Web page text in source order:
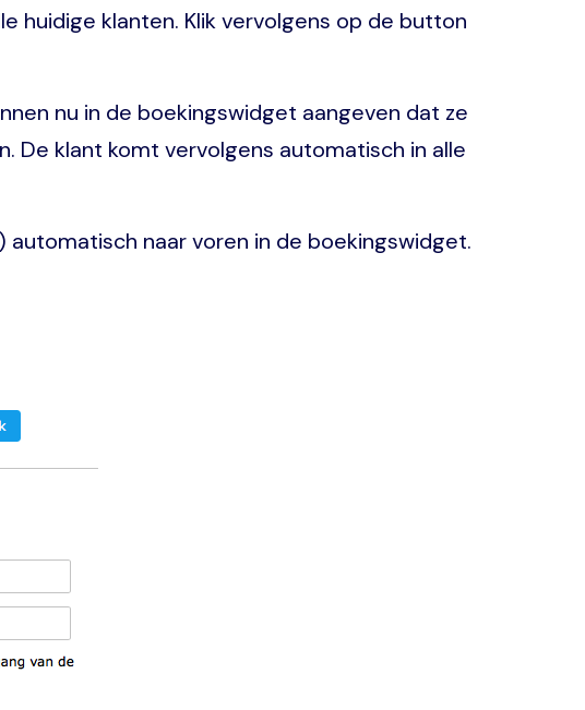
huidige klanten. Klik vervolgens op de button
nu in de boekingswidget aangeven dat ze
De klant komt vervolgens automatisch in alle
naar voren in de boekingswidget.